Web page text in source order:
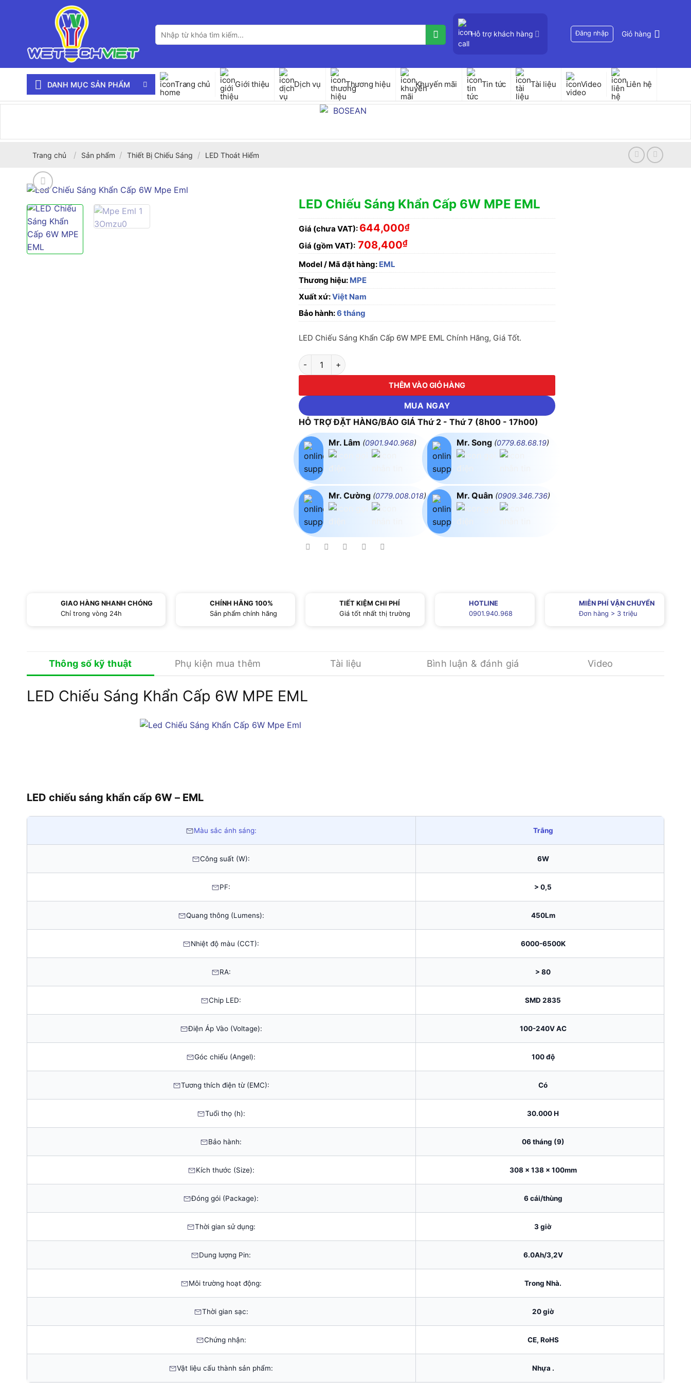
Tìm
kiếm:
Hỗ trợ khách hàng Đăng nhập Giỏ hàng
DANH MỤC SẢN PHẨM Trang chủ Giới thiệu Dịch vụ Thương hiệu Khuyến mãi Tin tức Tài liệu Video Liên hệ
Trang chủ / Sản phẩm / Thiết Bị Chiếu Sáng / LED Thoát Hiểm
LED Chiếu Sáng Khẩn Cấp 6W MPE EML
Giá (chưa VAT): 644,000₫
Giá (gồm VAT): 708,400₫
Model / Mã đặt hàng: EML
Thương hiệu: MPE
Xuất xứ:Việt Nam
Bảo hành:6 tháng
LED Chiếu Sáng Khẩn Cấp 6W MPE EML Chính Hãng, Giá Tốt.
LED Chiếu Sáng Khẩn Cấp 6W MPE EML số lượng
THÊM VÀO GIỎ HÀNG
MUA NGAY
HỖ TRỢ ĐẶT HÀNG/BÁO GIÁ Thứ 2 - Thứ 7 (8h00 - 17h00)
Mr. Lâm (0901.940.968)
Mr. Cường (0779.008.018)
Mr. Song (0779.68.68.19)
Mr. Quân (0909.346.736)
GIAO HÀNG NHANH CHÓNG
Chỉ trong vòng 24h
CHÍNH HÃNG 100%
Sản phẩm chính hãng
TIẾT KIỆM CHI PHÍ
Giá tốt nhất thị trường
HOTLINE
0901.940.968
MIỄN PHÍ VẬN CHUYỂN
Đơn hàng > 3 triệu
Thông số kỹ thuật Phụ kiện mua thêm Tài liệu Bình luận & đánh giá Video
LED Chiếu Sáng Khẩn Cấp 6W MPE EML
LED chiếu sáng khẩn cấp 6W – EML
Màu sắc ánh sáng: Trắng
Công suất (W): 6W
PF: > 0,5
Quang thông (Lumens): 450Lm
Nhiệt độ màu (CCT): 6000-6500K
RA: > 80
Chip LED: SMD 2835
Điện Áp Vào (Voltage): 100-240V AC
Góc chiếu (Angel): 100 độ
Tương thích điện từ (EMC): Có
Tuổi thọ (h): 30.000 H
Bảo hành: 06 tháng (9)
Kích thước (Size): 308 x 138 x 100mm
Đóng gói (Package): 6 cái/thùng
Thời gian sử dụng: 3 giờ
Dung lượng Pin: 6.0Ah/3,2V
Môi trường hoạt động: Trong Nhà.
Thời gian sạc: 20 giờ
Chứng nhận: CE, RoHS
Vật liệu cấu thành sản phẩm: Nhựa .